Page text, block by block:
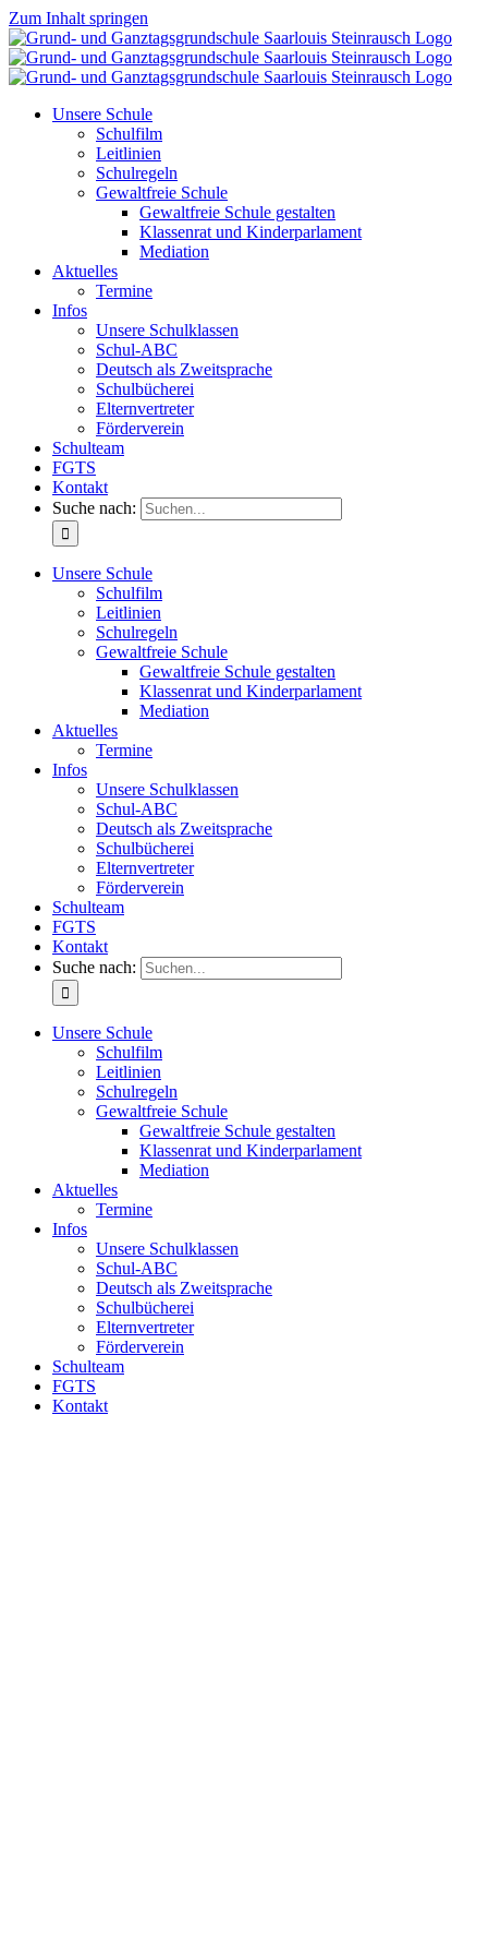
Zum Inhalt springen
Unsere Schule
Schulfilm
Leitlinien
Schulregeln
Gewaltfreie Schule
Gewaltfreie Schule gestalten
Klassenrat und Kinderparlament
Mediation
Aktuelles
Termine
Infos
Unsere Schulklassen
Schul-ABC
Deutsch als Zweitsprache
Schulbücherei
Elternvertreter
Förderverein
Schulteam
FGTS
Kontakt
Suche nach:
Unsere Schule
Schulfilm
Leitlinien
Schulregeln
Gewaltfreie Schule
Gewaltfreie Schule gestalten
Klassenrat und Kinderparlament
Mediation
Aktuelles
Termine
Infos
Unsere Schulklassen
Schul-ABC
Deutsch als Zweitsprache
Schulbücherei
Elternvertreter
Förderverein
Schulteam
FGTS
Kontakt
Suche nach:
Unsere Schule
Schulfilm
Leitlinien
Schulregeln
Gewaltfreie Schule
Gewaltfreie Schule gestalten
Klassenrat und Kinderparlament
Mediation
Aktuelles
Termine
Infos
Unsere Schulklassen
Schul-ABC
Deutsch als Zweitsprache
Schulbücherei
Elternvertreter
Förderverein
Schulteam
FGTS
Kontakt